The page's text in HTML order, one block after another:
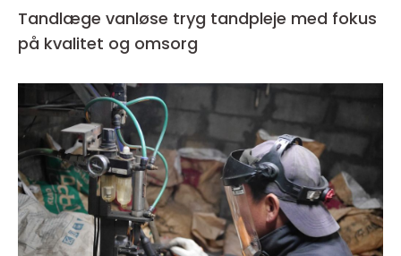
Tandlæge vanløse tryg tandpleje med fokus
på kvalitet og omsorg